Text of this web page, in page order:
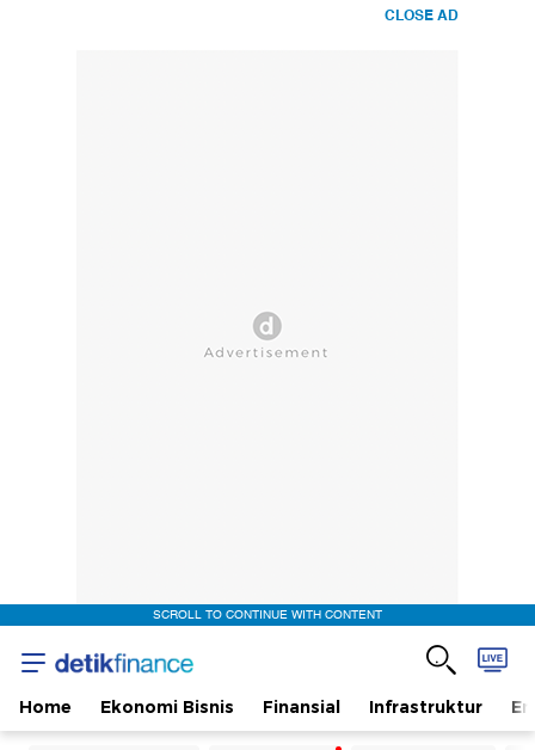
CLOSE AD
SCROLL TO CONTINUE WITH CONTENT
Home Ekonomi Bisnis Finansial Infrastruktur